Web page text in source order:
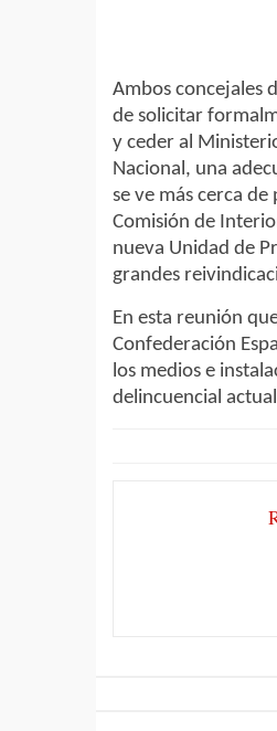
Ambos concejales
de solicitar
y ceder al
Nacional, una
se ve más cerca
Comisión de
nueva Unidad de
grandes
En esta reunión
Confederación
los medios e
delincuencial